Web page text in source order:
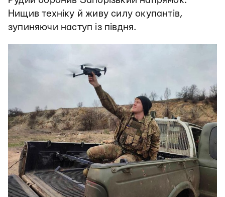
Нищив техніку й живу силу окупантів,
зупиняючи наступ із півдня.